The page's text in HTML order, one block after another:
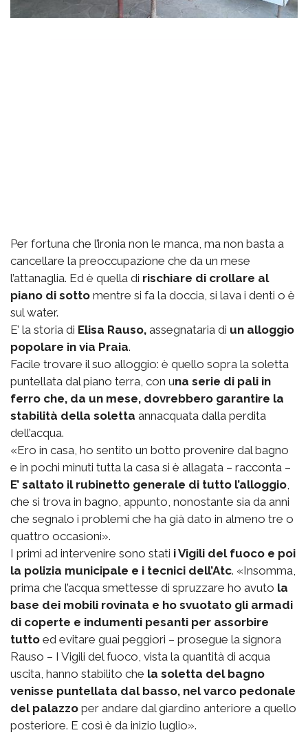
Per fortuna che l’ironia non le manca, ma non basta a
cancellare la preoccupazione che da un mese
l’attanaglia. Ed è quella di rischiare di crollare al
piano di sotto mentre si fa la doccia, si lava i denti o è
sul water.
E’ la storia di Elisa Rauso, assegnataria di un alloggio
popolare in via Praia.
Facile trovare il suo alloggio: è quello sopra la soletta
puntellata dal piano terra, con una serie di pali in
ferro che, da un mese, dovrebbero garantire la
stabilità della soletta annacquata dalla perdita
dell’acqua.
«Ero in casa, ho sentito un botto provenire dal bagno
e in pochi minuti tutta la casa si è allagata – racconta –
E’ saltato il rubinetto generale di tutto l’alloggio,
che si trova in bagno, appunto, nonostante sia da anni
che segnalo i problemi che ha già dato in almeno tre o
quattro occasioni».
I primi ad intervenire sono stati i Vigili del fuoco e poi
la polizia municipale e i tecnici dell’Atc. «Insomma,
prima che l’acqua smettesse di spruzzare ho avuto la
base dei mobili rovinata e ho svuotato gli armadi
di coperte e indumenti pesanti per assorbire
tutto ed evitare guai peggiori – prosegue la signora
Rauso – I Vigili del fuoco, vista la quantità di acqua
uscita, hanno stabilito che la soletta del bagno
venisse puntellata dal basso, nel varco pedonale
del palazzo per andare dal giardino anteriore a quello
posteriore. E così è da inizio luglio».